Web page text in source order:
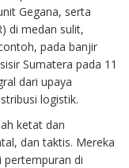
Gegana, serta
di medan sulit,
pada banjir
Sumatera pada 11
dari upaya
logistik.
ketat dan
dan taktis. Mereka
pertempuran di